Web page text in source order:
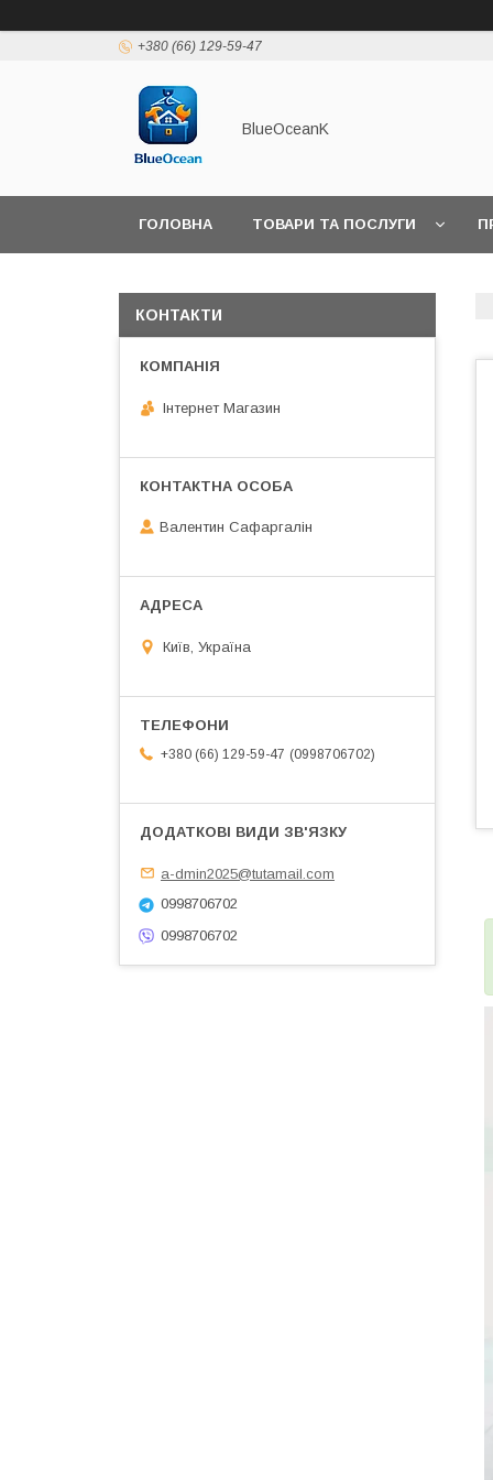
+380 (66) 129-59-47
BlueOceanK
ГОЛОВНА ТОВАРИ ТА ПОСЛУГИ
КОНТАКТИ
Інтернет Магазин
Валентин Сафаргалін
Київ, Україна
+380 (66) 129-59-47 0998706702
a-dmin2025@tutamail.com
0998706702
0998706702